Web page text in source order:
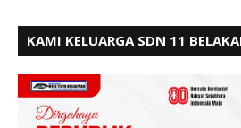
KAMI KELUARGA SDN 11